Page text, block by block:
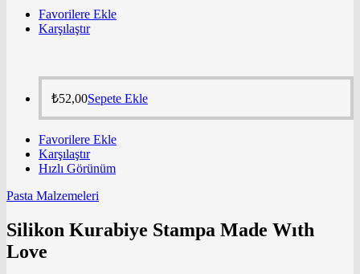
Favorilere Ekle
Karşılaştır
₺52,00Sepete Ekle
Favorilere Ekle
Karşılaştır
Hızlı Görünüm
Pasta Malzemeleri
Silikon Kurabiye Stampa Made Wıth
Love